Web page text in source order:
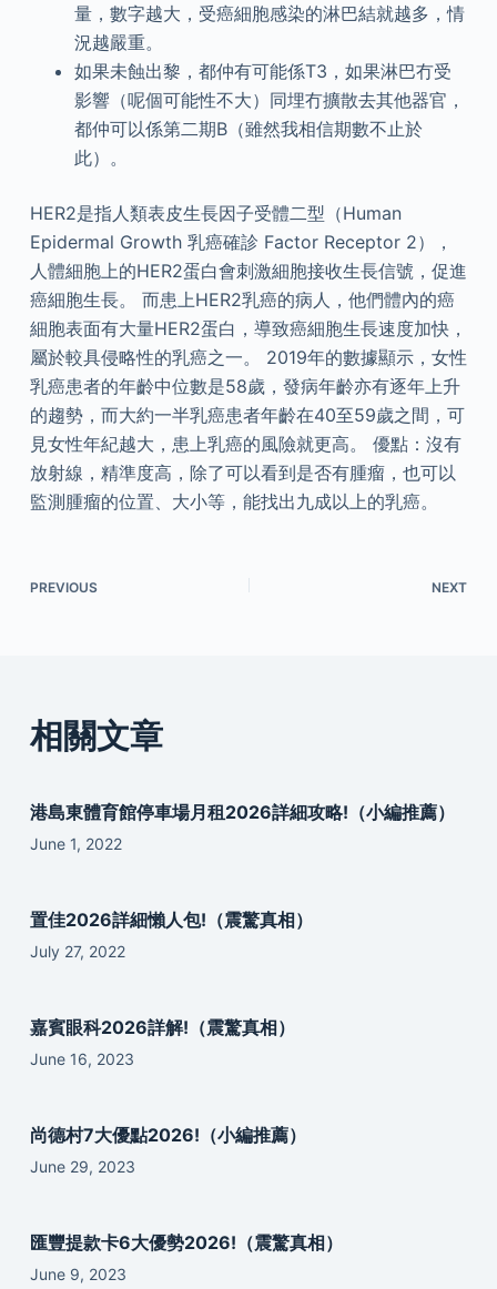
量，數字越大，受癌細胞感染的淋巴結就越多，情
況越嚴重。
如果未蝕出黎，都仲有可能係T3，如果淋巴冇受
影響（呢個可能性不大）同埋冇擴散去其他器官，
都仲可以係第二期B（雖然我相信期數不止於
此）。
HER2是指人類表皮生長因子受體二型（Human
Epidermal Growth 乳癌確診 Factor Receptor 2），
人體細胞上的HER2蛋白會刺激細胞接收生長信號，促進
癌細胞生長。 而患上HER2乳癌的病人，他們體內的癌
細胞表面有大量HER2蛋白，導致癌細胞生長速度加快，
屬於較具侵略性的乳癌之一。 2019年的數據顯示，女性
乳癌患者的年齡中位數是58歲，發病年齡亦有逐年上升
的趨勢，而大約一半乳癌患者年齡在40至59歲之間，可
見女性年紀越大，患上乳癌的風險就更高。 優點：沒有
放射線，精準度高，除了可以看到是否有腫瘤，也可以
監測腫瘤的位置、大小等，能找出九成以上的乳癌。
PREVIOUS NEXT
相關文章
港島東體育館停車場月租2026詳細攻略!（小編推薦）
June 1, 2022
置佳2026詳細懶人包!（震驚真相）
July 27, 2022
嘉賓眼科2026詳解!（震驚真相）
June 16, 2023
尚德村7大優點2026!（小編推薦）
June 29, 2023
匯豐提款卡6大優勢2026!（震驚真相）
June 9, 2023